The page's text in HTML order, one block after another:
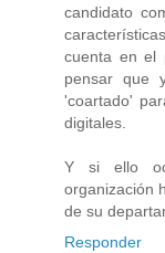
candidato
cuenta en el
pensar que
'coartado'
digitales.
Y si ello
organización
de su
Responder